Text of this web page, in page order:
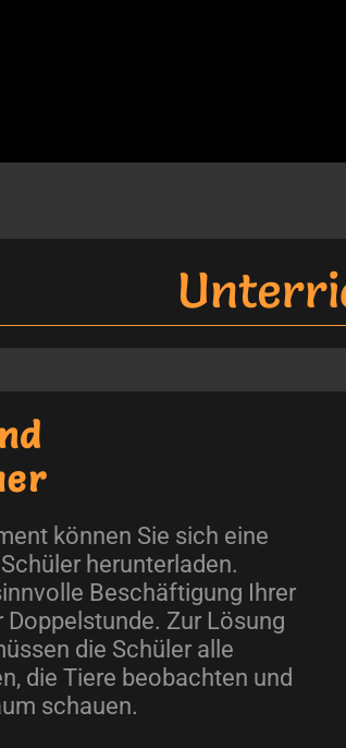
können Sie sich eine
herunterladen.
Beschäftigung Ihrer
Doppelstunde. Zur Lösung
die Schüler alle
die Tiere beobachten und
schauen.